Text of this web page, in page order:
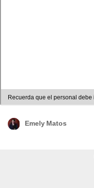
Recuerda que el personal
Emely Matos